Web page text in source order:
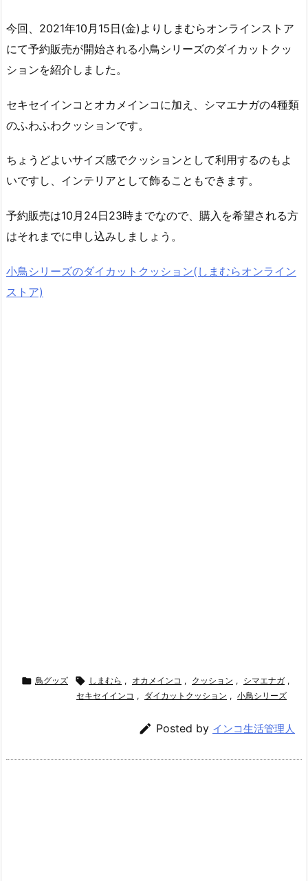
今回、2021年10月15日(金)よりしまむらオンラインストア
にて予約販売が開始される小鳥シリーズのダイカットクッ
ションを紹介しました。
セキセイインコとオカメインコに加え、シマエナガの4種類
のふわふわクッションです。
ちょうどよいサイズ感でクッションとして利用するのもよ
いですし、インテリアとして飾ることもできます。
予約販売は10月24日23時までなので、購入を希望される方
はそれまでに申し込みしましょう。
小鳥シリーズのダイカットクッション(しまむらオンライン
ストア)
 鳥グッズ  しまむら , オカメインコ , クッション , シマエナガ ,
セキセイインコ , ダイカットクッション , 小鳥シリーズ
 Posted by インコ生活管理人